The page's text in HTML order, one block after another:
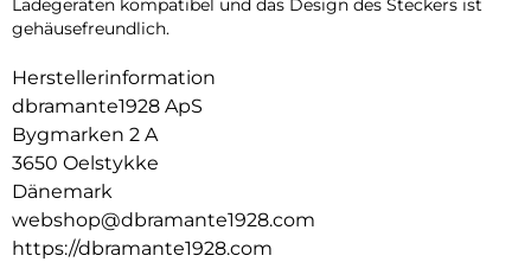
Ladegeräten kompatibel und das Design des Steckers ist
gehäusefreundlich.
Herstellerinformation
dbramante1928 ApS
Bygmarken 2 A
3650 Oelstykke
Dänemark
webshop@dbramante1928.com
https://dbramante1928.com